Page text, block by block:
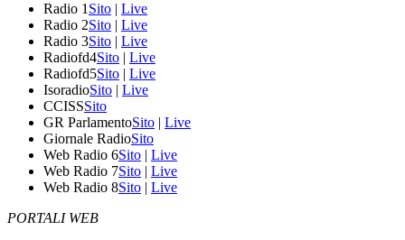
Radio 1 Sito | Live
Radio 2Sito | Live
Radio 3Sito | Live
Radiofd4Sito | Live
Radiofd5Sito | Live
IsoradioSito | Live
CCISSSito
GR ParlamentoSito | Live
Giornale RadioSito
Web Radio 6Sito | Live
Web Radio 7Sito | Live
Web Radio 8Sito | Live
PORTALI WEB